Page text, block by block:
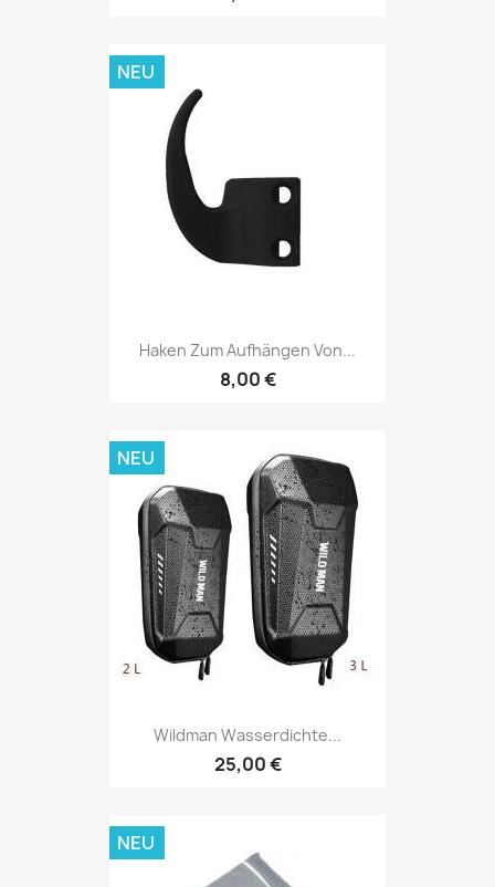
Haken Zum Aufhängen Von...
8,00 €
NEU
Wildman Wasserdichte...
25,00 €
NEU
NEU